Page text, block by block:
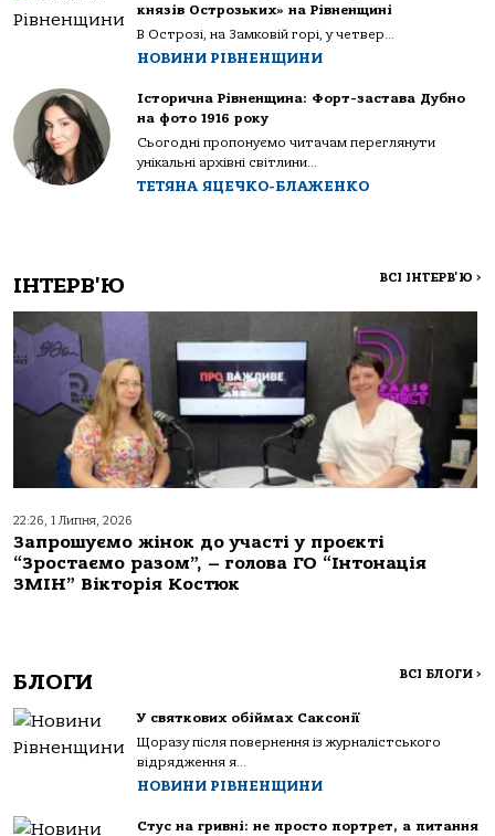
князів Острозьких» на Рівненщині
В Острозі, на Замковій горі, у четвер...
НОВИНИ РІВНЕНЩИНИ
Історична Рівненщина: Форт-застава Дубно
на фото 1916 року
Сьогодні пропонуємо читачам переглянути
унікальні архівні світлини...
ТЕТЯНА ЯЦЕЧКО-БЛАЖЕНКО
ІНТЕРВ'Ю ВСІ ІНТЕРВ'Ю >
22:26, 1 Липня, 2026
Запрошуємо жінок до участі у проєкті
“Зростаємо разом”, – голова ГО “Інтонація
ЗМІН” Вікторія Костюк
БЛОГИ ВСІ БЛОГИ >
У святкових обіймах Саксонії
Щоразу після повернення із журналістського
відрядження я...
НОВИНИ РІВНЕНЩИНИ
Стус на гривні: не просто портрет, а питання